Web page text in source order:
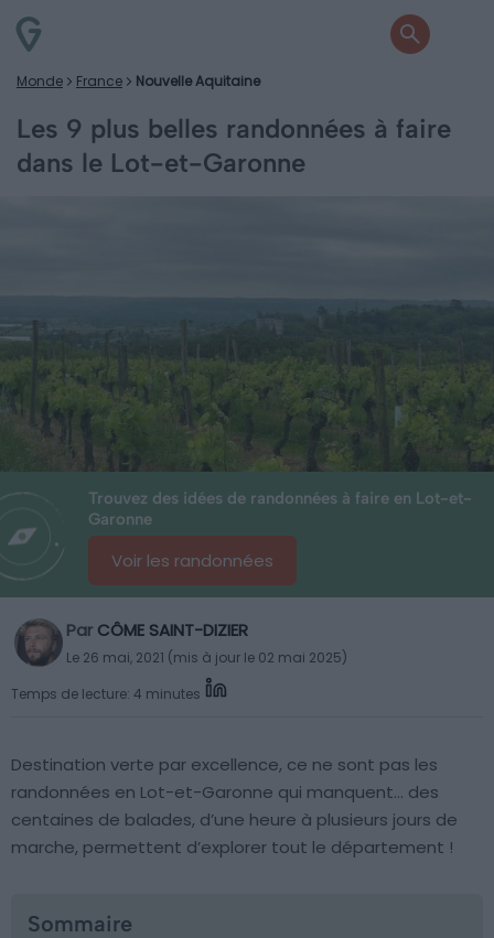
Monde France Nouvelle Aquitaine
Les 9 plus belles randonnées à faire
dans le Lot-et-Garonne
Trouvez des idées de randonnées à faire en Lot-et-
Garonne
Voir les randonnées
Par CÔME SAINT-DIZIER
Le 26 mai, 2021 (mis à jour le 02 mai 2025)
Temps de lecture: 4 minutes
Destination verte par excellence, ce ne sont pas les
randonnées en Lot-et-Garonne qui manquent… des
centaines de balades, d’une heure à plusieurs jours de
marche, permettent d’explorer tout le département !
Sommaire